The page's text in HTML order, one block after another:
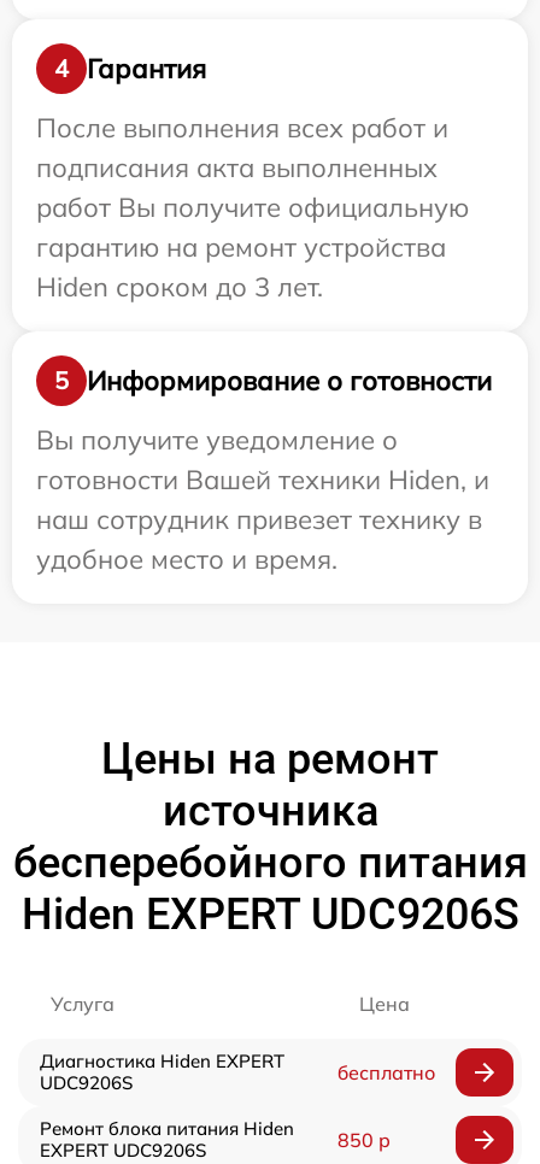
4
Гарантия
После выполнения всех работ и
подписания акта выполненных
работ Вы получите официальную
гарантию на ремонт устройства
Hiden сроком до 3 лет.
5
Информирование о готовности
Вы получите уведомление о
готовности Вашей техники Hiden, и
наш сотрудник привезет технику в
удобное место и время.
Цены на ремонт
источника
бесперебойного питания
Hiden EXPERT UDC9206S
Услуга Цена
Диагностика Hiden EXPERT
UDC9206S
бесплатно
Ремонт блока питания Hiden
EXPERT UDC9206S
850 р